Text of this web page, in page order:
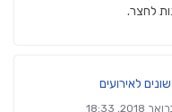
לחצר.
לאירועים